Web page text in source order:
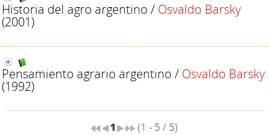
Historia del agro argentino / Osvaldo Barsky
(2001)
Pensamiento agrario argentino / Osvaldo Barsky
(1992)
1 (1 - 5 / 5)